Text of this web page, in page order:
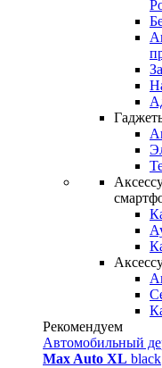
Рекомендуем
Автомобильный
Max Auto XL black